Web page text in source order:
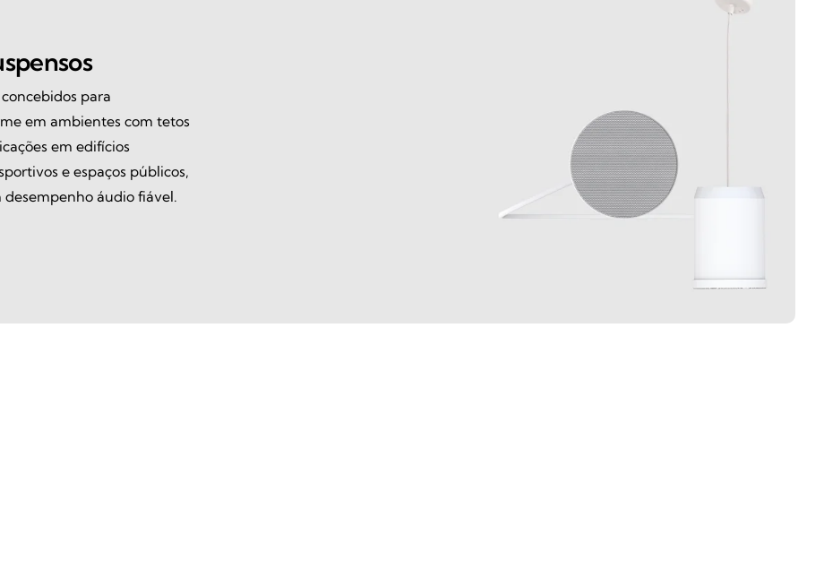
para
em ambientes com tetos
em edifícios
e espaços públicos,
áudio fiável.